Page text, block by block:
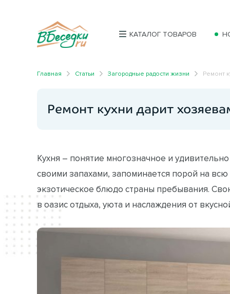
КАТАЛОГ ТОВАРОВ
Главная Статьи Загородные радости жизни Ремонт
Ремонт кухни дарит
Кухня – понятие многозначное и
своими запахами, запоминается порой на
экзотическое блюдо страны пребывания.
в оазис отдыха, уюта и наслаждения от